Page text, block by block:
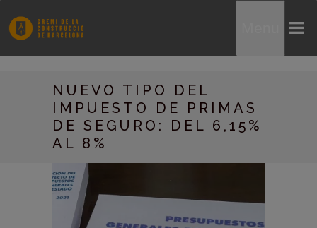
NUEVO TIPO DEL
IMPUESTO DE PRIMAS
DE SEGURO: DEL 6,15%
AL 8%